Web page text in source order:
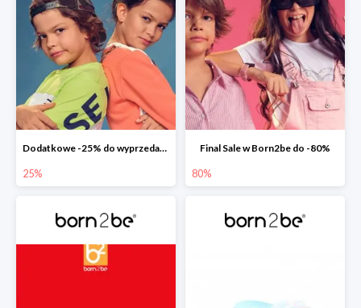
Dodatkowe -25% do wyprzedaży w Born2be
25%
Final Sale w Born2be do -80%
80%